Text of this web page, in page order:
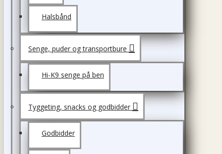
Halsbånd
Senge, puder og transportbure
Hi-K9 senge på ben
Tyggeting, snacks og godbidder
Godbidder